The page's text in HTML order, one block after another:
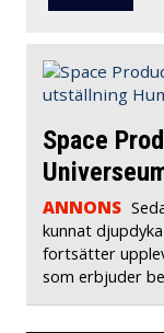
Space
ANNONS
kunnat
fortsätter
som erbjuder